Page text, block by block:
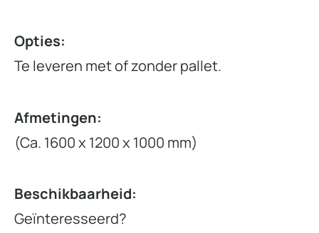
Opties:
Te leveren met of zonder pallet.
Afmetingen:
(Ca. 1600 x 1200 x 1000 mm)
Beschikbaarheid:
Geïnteresseerd?